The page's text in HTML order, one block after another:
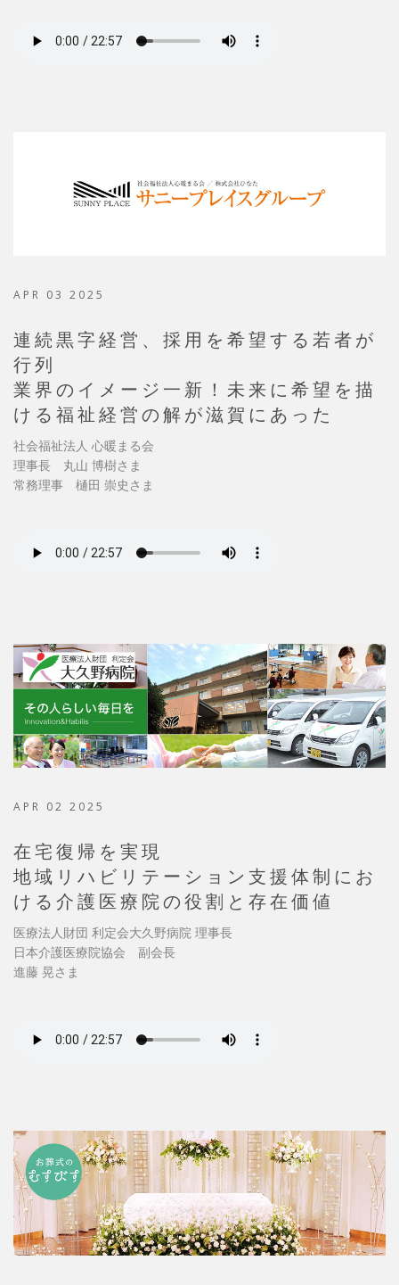
APR 03 2025
連続黒字経営、採用を希望する若者が
行列
業界のイメージ一新！未来に希望を描
ける福祉経営の解が滋賀にあった
社会福祉法人 心暖まる会
理事長 丸山 博樹さま
常務理事 樋田 崇史さま
APR 02 2025
在宅復帰を実現
地域リハビリテーション支援体制にお
ける介護医療院の役割と存在価値
医療法人財団 利定会大久野病院 理事長
日本介護医療院協会 副会長
進藤 晃さま